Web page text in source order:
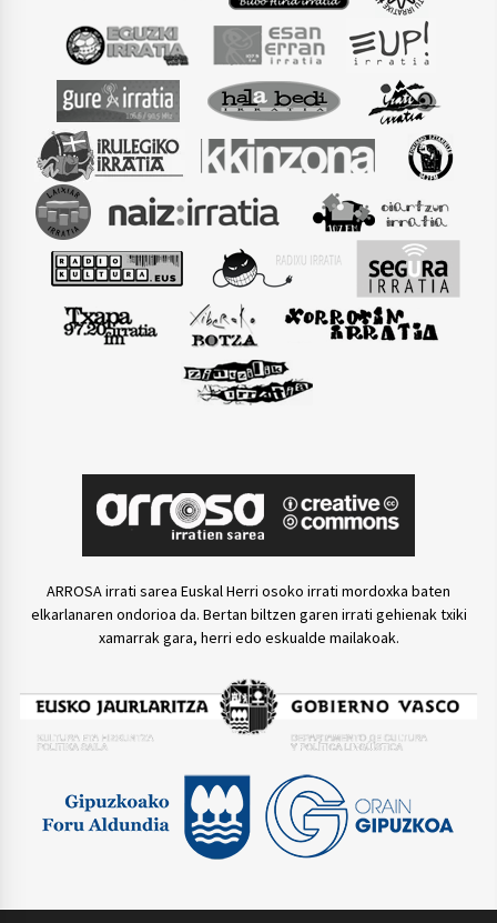
ARROSA irrati sarea Euskal Herri osoko irrati mordoxka baten
elkarlanaren ondorioa da. Bertan biltzen garen irrati gehienak txiki
xamarrak gara, herri edo eskualde mailakoak.